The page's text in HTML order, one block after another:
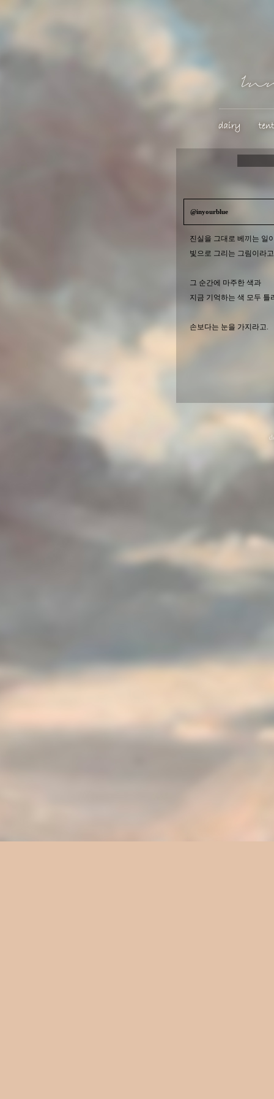
@inyourblue
진실을 그대로 베끼는 일
빛으로 그리는 그림이라
그 순간에 마주한 색과
지금 기억하는 색 모두 틀
손보다는 눈을 가지라고.